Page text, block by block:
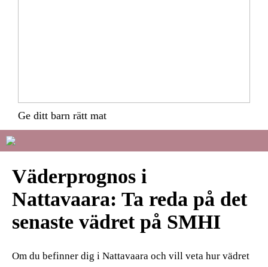
Ge ditt barn rätt mat
Väderprognos i
Nattavaara: Ta reda på det
senaste vädret på SMHI
Om du befinner dig i Nattavaara och vill veta hur vädret